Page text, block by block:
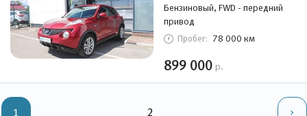
Бензиновый, FWD - передний
привод
Пробег: 78 000 км
899 000 р.
1 2